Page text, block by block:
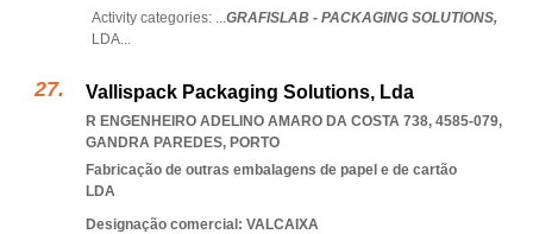
Activity categories: ...GRAFISLAB - PACKAGING SOLUTIONS,
LDA...
Vallispack Packaging Solutions, Lda
R ENGENHEIRO ADELINO AMARO DA COSTA 738, 4585-079,
GANDRA PAREDES, PORTO
Fabricação de outras embalagens de papel e de cartão
LDA
Designação comercial: VALCAIXA